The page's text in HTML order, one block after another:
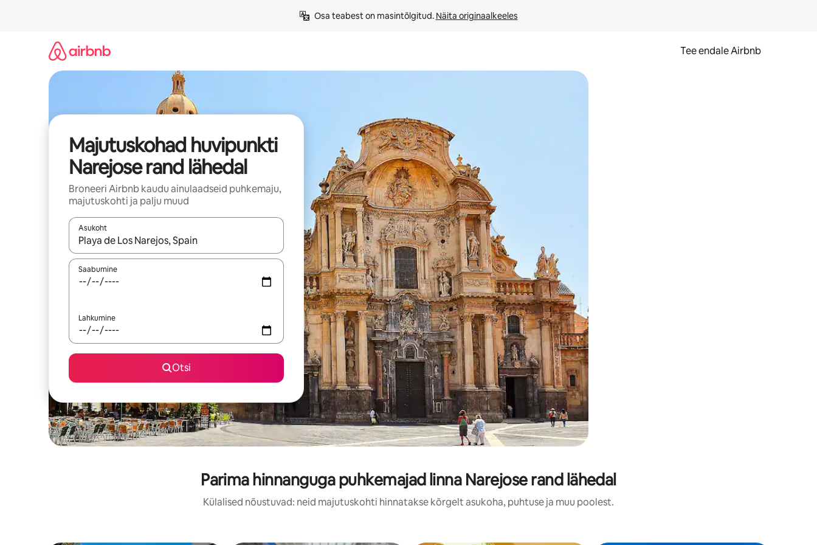
Osa teabest on masintõlgitud. Näita originaalkeeles
Tee endale Airbnb
Majutuskohad huvipunkti
Narejose rand lähedal
Broneeri Airbnb kaudu ainulaadseid puhkemaju,
majutuskohti ja palju muud
Asukoht
Kui tulemused on kuvatud, liigu ekraanil nooleklahvidega või puuduta või tõmba mööda ekraani.
Saabumine
Lahkumine
Otsi
Parima hinnanguga puhkemajad linna Narejose rand lähedal
Külalised nõustuvad: neid majutuskohti hinnatakse kõrgelt asukoha, puhtuse ja muu poolest.